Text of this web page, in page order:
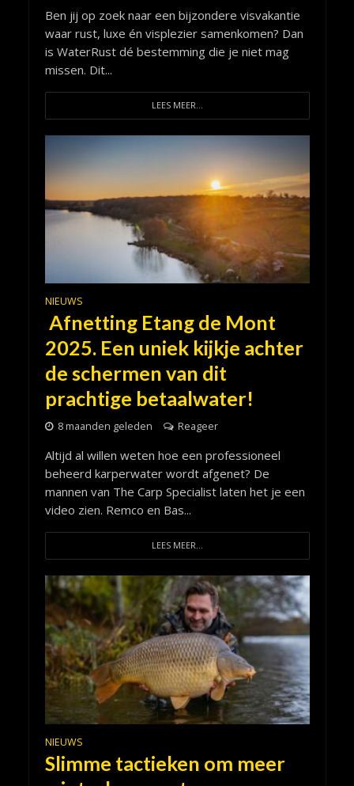
Ben jij op zoek naar een bijzondere visvakantie
waar rust, luxe én visplezier samenkomen? Dan
is WaterRust dé bestemming die je niet mag
missen. Dit...
LEES MEER...
NIEUWS
Afnetting Etang de Mont
2025. Een uniek kijkje achter
de schermen van dit
prachtige betaalwater!
8 maanden geleden Reageer
Altijd al willen weten hoe een professioneel
beheerd karperwater wordt afgenet? De
mannen van The Carp Specialist laten het je een
video zien. Remco en Bas...
LEES MEER...
NIEUWS
Slimme tactieken om meer